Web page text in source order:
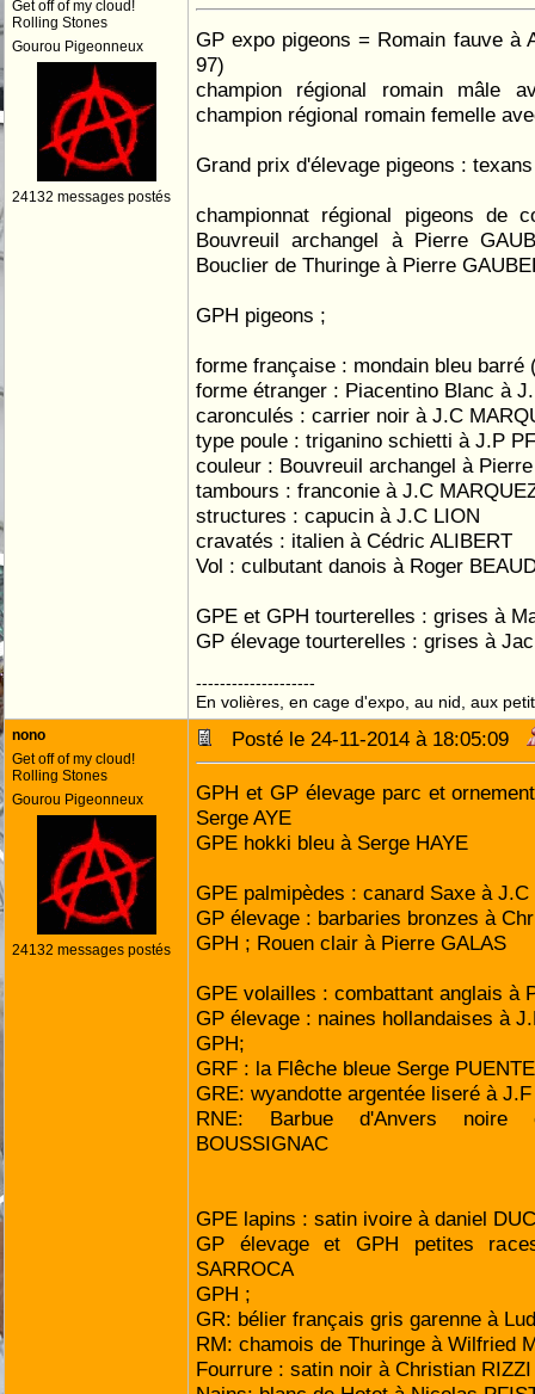
Get off of my cloud!
Rolling Stones
Gourou Pigeonneux
24132 messages postés
GP expo pigeons = Romain fauve à
97)
champion régional romain mâle
champion régional romain femelle
Grand prix d'élevage pigeons :
championnat régional pigeons de
Bouvreuil archangel à Pierre
Bouclier de Thuringe à Pierre
GPH pigeons ;
forme française : mondain bleu barré
forme étranger : Piacentino Blanc à
caronculés : carrier noir à J.C
type poule : triganino schietti à J.P
couleur : Bouvreuil archangel à
tambours : franconie à J.C
structures : capucin à J.C LION
cravatés : italien à Cédric ALIBERT
Vol : culbutant danois à Roger
GPE et GPH tourterelles : grises à
GP élevage tourterelles : grises à
--------------------
En volières, en cage d'expo, au nid, aux
nono
Get off of my cloud!
Rolling Stones
Gourou Pigeonneux
24132 messages postés
Posté le 24-11-2014 à 18:05:09
GPH et GP élevage parc et
Serge AYE
GPE hokki bleu à Serge HAYE
GPE palmipèdes : canard Saxe à J.C
GP élevage : barbaries bronzes à
GPH ; Rouen clair à Pierre GALAS
GPE volailles : combattant anglais à
GP élevage : naines hollandaises à
GPH;
GRF : la Flêche bleue Serge
GRE: wyandotte argentée liseré à
RNE: Barbue d'Anvers noire
BOUSSIGNAC
GPE lapins : satin ivoire à daniel
GP élevage et GPH petites
SARROCA
GPH ;
GR: bélier français gris garenne à
RM: chamois de Thuringe à Wilfried
Fourrure : satin noir à Christian RIZZI